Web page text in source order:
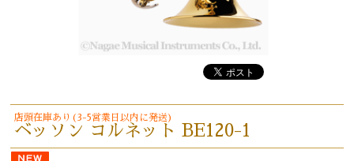
店頭在庫あり(3-5営業日以内に発送)
ベッソン コルネット BE120-1